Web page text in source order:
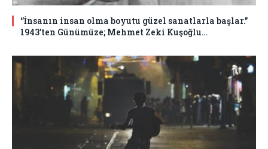
‘’İnsanın insan olma boyutu güzel sanatlarla başlar.’’
1943’ten Günümüze; Mehmet Zeki Kuşoğlu…